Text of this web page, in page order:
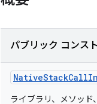
パブリック コンス
NativeStackCall
ライブラリ、メソッド